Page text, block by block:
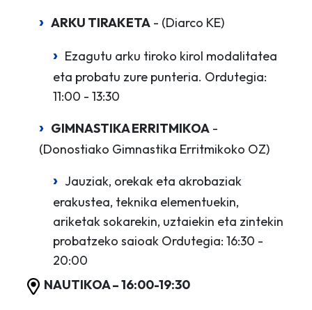
ARKU TIRAKETA - (Diarco KE)
Ezagutu arku tiroko kirol modalitatea
eta probatu zure punteria. Ordutegia:
11:00 - 13:30
GIMNASTIKA ERRITMIKOA -
(Donostiako Gimnastika Erritmikoko OZ)
Jauziak, orekak eta akrobaziak
erakustea, teknika elementuekin,
ariketak sokarekin, uztaiekin eta zintekin
probatzeko saioak Ordutegia: 16:30 -
20:00
NAUTIKOA – 16:00-19:30